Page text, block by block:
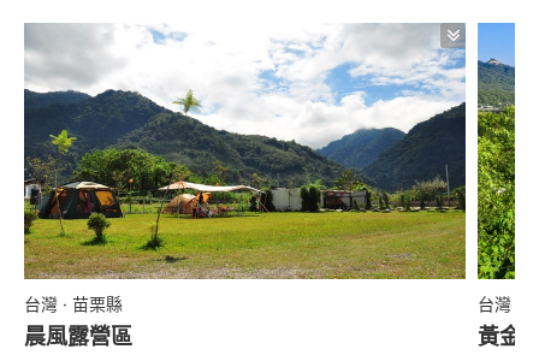
台灣 · 苗栗縣
晨風露營區
台灣 ·
黃金